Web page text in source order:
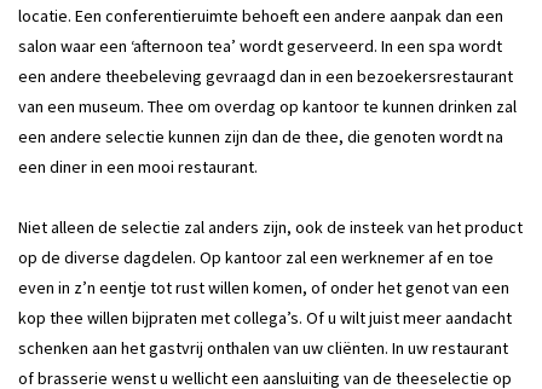
locatie. Een conferentieruimte behoeft een andere aanpak dan een
salon waar een ‘afternoon tea’ wordt geserveerd. In een spa wordt
een andere theebeleving gevraagd dan in een bezoekersrestaurant
van een museum. Thee om overdag op kantoor te kunnen drinken zal
een andere selectie kunnen zijn dan de thee, die genoten wordt na
een diner in een mooi restaurant.
Niet alleen de selectie zal anders zijn, ook de insteek van het product
op de diverse dagdelen. Op kantoor zal een werknemer af en toe
even in z’n eentje tot rust willen komen, of onder het genot van een
kop thee willen bijpraten met collega’s. Of u wilt juist meer aandacht
schenken aan het gastvrij onthalen van uw cliënten. In uw restaurant
of brasserie wenst u wellicht een aansluiting van de theeselectie op